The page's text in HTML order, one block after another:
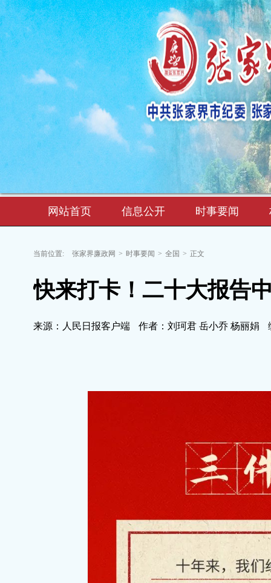
网站首页 信息公开 时事要闻
当前位置: 张家界廉政网 > 时事要闻 > 全国 > 正文
快来打卡！二十大报告
来源：人民日报客户端 作者：刘珂君 岳小乔 杨丽娟